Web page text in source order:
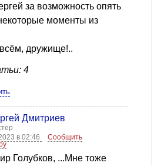
за возможность опять
моменты из
дружище!..
4
Дмитриев
в 02:46
Сообщить
Голубков, ...Мне тоже